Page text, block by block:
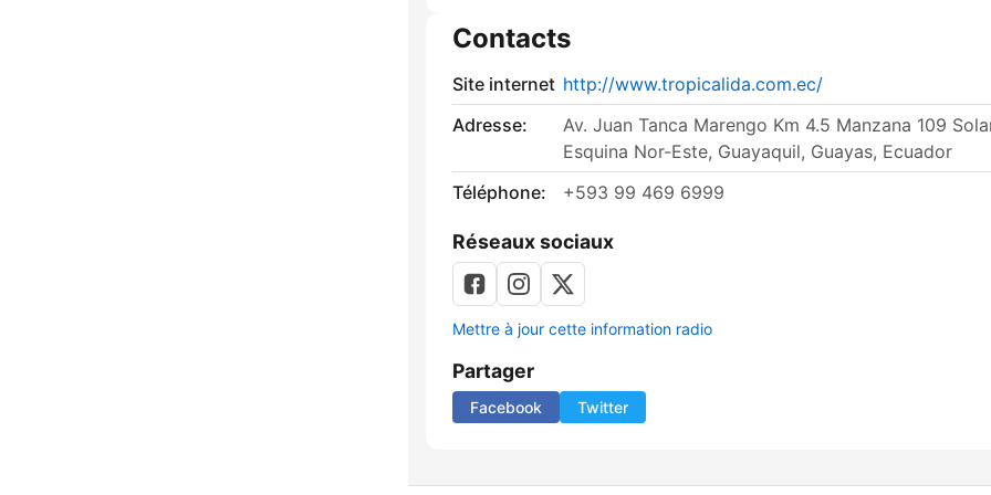
Contacts
Site internet http://www.tropicalida.com.ec/
Adresse:
Av. Juan Tanca Marengo Km 4.5 Manzana 109
Esquina Nor-Este, Guayaquil, Guayas, Ecuador
Téléphone:
+593 99 469 6999
Réseaux sociaux
Mettre à jour cette information radio
Partager
Facebook Twitter